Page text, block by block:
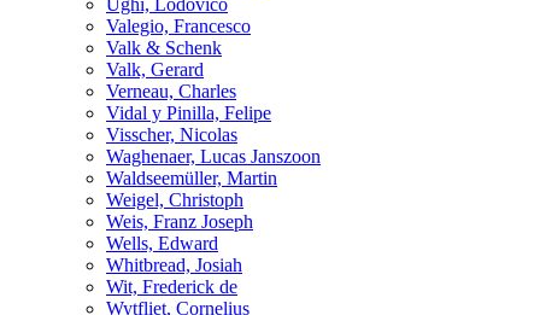
Ughi, Lodovico
Valegio, Francesco
Valk & Schenk
Valk, Gerard
Verneau, Charles
Vidal y Pinilla, Felipe
Visscher, Nicolas
Waghenaer, Lucas Janszoon
Waldseemüller, Martin
Weigel, Christoph
Weis, Franz Joseph
Wells, Edward
Whitbread, Josiah
Wit, Frederick de
Wytfliet, Cornelius